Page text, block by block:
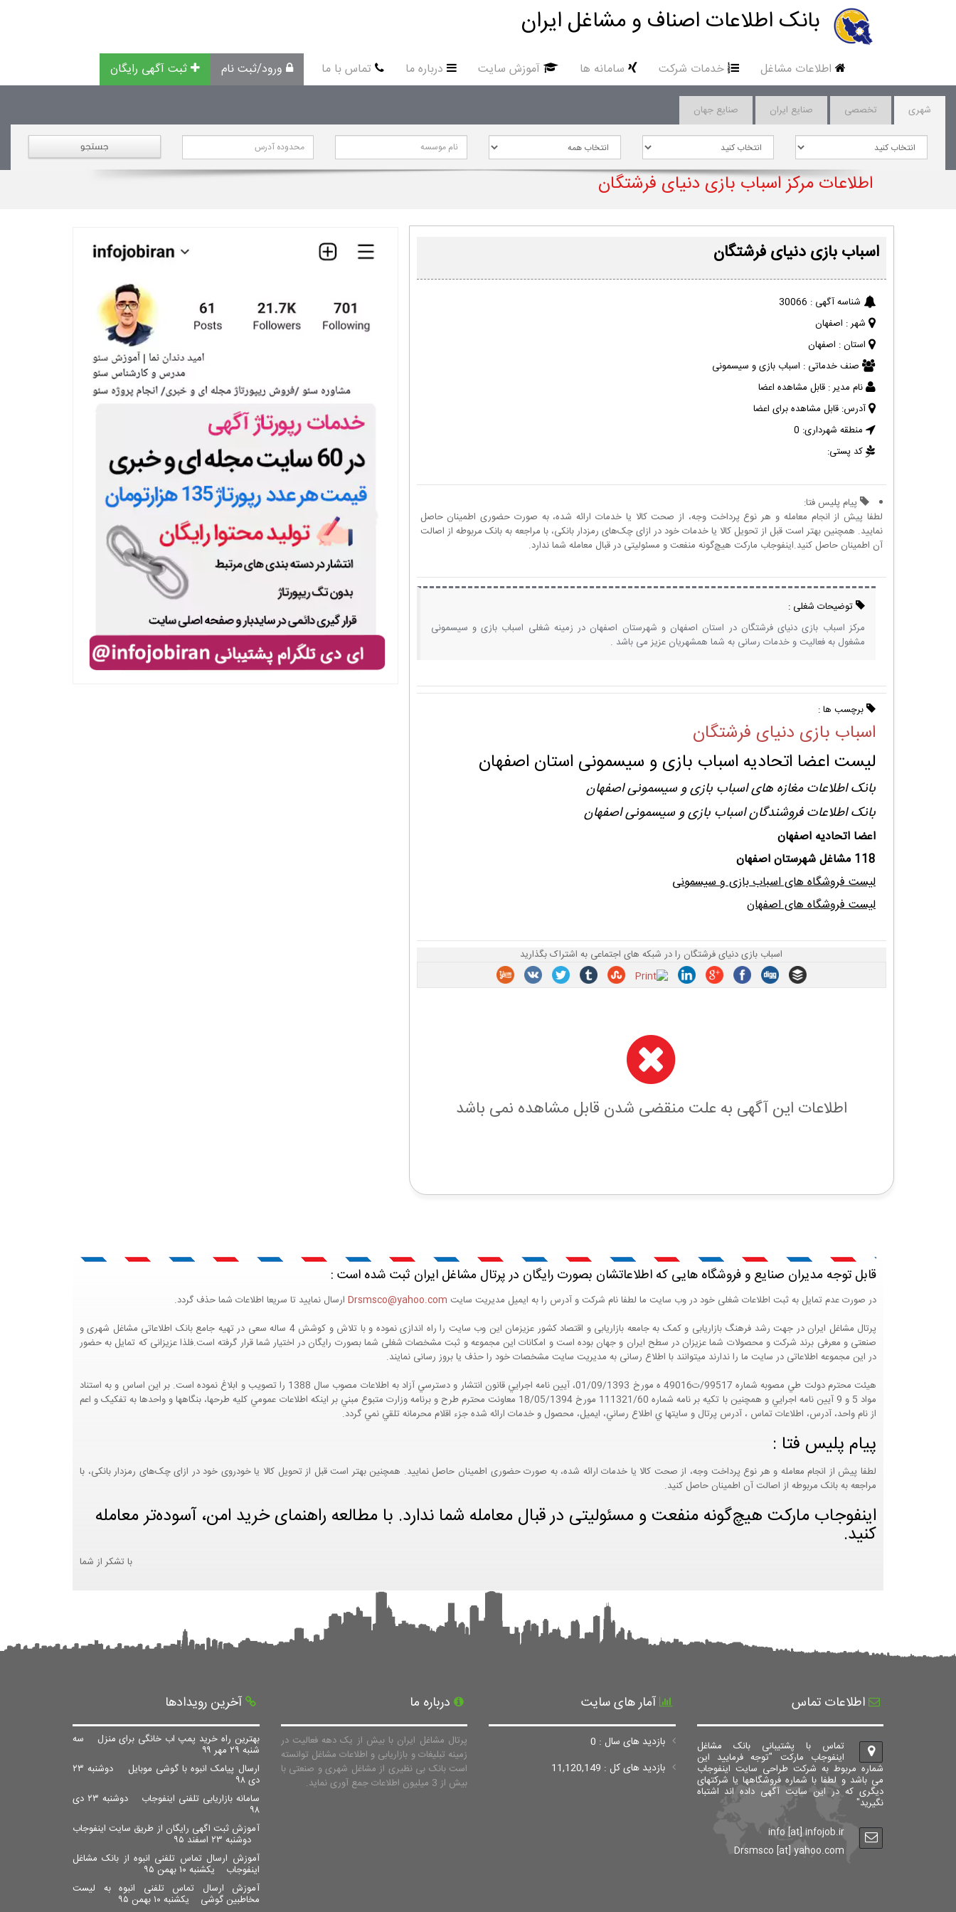
بانک اطلاعات اصناف و مشاغل ایران
اطلاعات مشاغل خدمات شرکت سامانه ها آموزش سایت درباره ما تماس با ما ورود/ثبت نام ثبت آگهی رایگان
شهری تخصصی صنایع ایران صنایع جهان
جستجو
اطلاعات مرکز اسباب بازی دنیای فرشتگان
اسباب بازی دنیای فرشتگان
شناسه آگهی : 30066
شهر : اصفهان
استان : اصفهان
صنف خدماتی : اسباب بازی و سیسمونی
نام مدیر : قابل مشاهده اعضا
آدرس: قابل مشاهده برای اعضا
منطقه شهرداری: 0
کد پستی:
پیام پلیس فتا:
لطفا پیش از انجام معامله و هر نوع پرداخت وجه، از صحت کالا یا خدمات ارائه شده، به صورت حضوری اطمینان حاصل
نمایید. همچنین بهتر است قبل از تحویل کالا یا خدمات خود در ازای چک‌های رمزدار بانکی، با مراجعه به بانک مربوطه از اصالت
آن اطمینان حاصل کنید.اینفوجاب مارکت هیچ‌گونه منفعت و مسئولیتی در قبال معامله شما ندارد.
توضیحات شغلی :
مرکز اسباب بازی دنیای فرشتگان در استان اصفهان و شهرستان اصفهان در زمینه شغلی اسباب بازی و سیسمونی
مشغول به فعالیت و خدمات رسانی به شما همشهریان عزیز می باشد .
برچسب ها :
اسباب بازی دنیای فرشتگان
لیست اعضا اتحادیه اسباب بازی و سیسمونی استان اصفهان
بانک اطلاعات مغازه های اسباب بازی و سیسمونی اصفهان
بانک اطلاعات فروشندگان اسباب بازی و سیسمونی اصفهان
اعضا اتحادیه اصفهان
118 مشاغل شهرستان اصفهان
لیست فروشگاه های اسباب بازی و سیسمونی
لیست فروشگاه های اصفهان
اسباب بازی دنیای فرشتگان را در شبکه های اجتماعی به اشتراک بگذارید
اطلاعات این آگهی به علت منقضی شدن قابل مشاهده نمی باشد
قابل توجه مدیران صنایع و فروشگاه هایی که اطلاعاتشان بصورت رایگان در پرتال مشاغل ایران ثبت شده است :
در صورت عدم تمایل به ثبت اطلاعات شغلی خود در وب سایت ما لطفا نام شرکت و آدرس را به ایمیل مدیریت سایت Drsmsco@yahoo.com ارسال نمایید تا سریعا اطلاعات شما حذف گردد.
پرتال مشاغل ایران در جهت رشد فرهنگ بازاریابی و کمک به جامعه بازاریابی و اقتصاد کشور عزیزمان این وب سایت را راه اندازی نموده و با تلاش و کوشش 4 ساله سعی در تهیه جامع بانک اطلاعاتی مشاغل شهری و
صنعتی و معرفی برند شرکت و محصولات شما عزیزان در سطح ایران و جهان بوده است و امکانات این مجموعه و ثبت مشخصات شغلی شما بصورت رایگان در اختیار شما قرار گرفته است.فلذا عزیزانی که تمایل به حضور
در این مجموعه اطلاعاتی در سایت ما را ندارند میتوانند با اطلاع رسانی به مدیریت سایت مشخصات خود را حذف یا بروز رسانی نمایند.
هيئت محترم دولت طي مصوبه شماره 99517/ت49016 ه مورخ 01/09/1393، آيين نامه اجرايي قانون انتشار و دسترسي آزاد به اطلاعات مصوب سال 1388 را تصويب و ابلاغ نموده است. بر اين اساس و به استناد
مواد 5 و 9 آيين نامه اجرايي و همچنين با تکيه بر نامه شماره 111321/60 مورخ 18/05/1394 معاونت محترم طرح و برنامه وزارت متبوع مبني بر اينکه اطلاعات عمومي کليه طرحها، بنگاهها و واحدها به تفکيک و اعم
از نام واحد، آدرس، اطلاعات تماس ، آدرس پرتال و سايتها ي اطلاع رساني، ايميل، محصول و خدمات ارائه شده جزء اقلام محرمانه تلقي نمي گردد.
پیام پلیس فتا :
لطفا پیش از انجام معامله و هر نوع پرداخت وجه، از صحت کالا یا خدمات ارائه شده، به صورت حضوری اطمینان حاصل نمایید. همچنین بهتر است قبل از تحویل کالا یا خودروی خود در ازای چک‌های رمزدار بانکی، با
مراجعه به بانک مربوطه از اصالت آن اطمینان حاصل کنید.
اینفوجاب مارکت هیچ‌گونه منفعت و مسئولیتی در قبال معامله شما ندارد. با مطالعه راهنمای خرید امن، آسوده‌تر معامله
کنید.
با تشکر از شما
اطلاعات تماس
تماس با پشتیبانی بانک مشاغل
اینفوجاب مارکت "توجه فرمایید این
شماره مربوط به شرکت طراحی سایت اینفوجاب
می باشد و لطفا با شماره فروشگاهها یا شرکتهای
دیگری که در این سایت آگهی داده اند اشتباه
نگیرید"
info [at] infojob.ir
Drsmsco [at] yahoo.com
آمار های سایت
بازدید های سال : 0
بازدید های کل : 11,120,149
درباره ما
پرتال مشاغل ایران با بیش از یک دهه فعالیت در
زمینه تبلیغات و بازاریابی و اطلاعات مشاغل توانسته
است بانک بی نظیری از مشاغل شهری و صنعتی با
بیش از 3 میلیون اطلاعات جمع آوری نماید.
آخرین رویدادها
بهترین راه خرید پمپ اب خانگی برای منزل سه
شنبه ۲۹ مهر ۹۹
ارسال پیامک انبوه با گوشی موبایل
دوشنبه ۲۳
دی ۹۸
سامانه بازاریابی تلفنی اینفوجاب
دوشنبه ۲۳ دی
۹۸
آموزش ثبت اگهی رایگان از طریق سایت اینفوجاب
دوشنبه ۲۳ اسفند ۹۵
آموزش ارسال تماس تلفنی انبوه از بانک مشاغل
اینفوجاب یکشنبه ۱۰ بهمن ۹۵
آموزش ارسال تماس تلفنی انبوه به لیست
مخاطبین گوشی یکشنبه ۱۰ بهمن ۹۵